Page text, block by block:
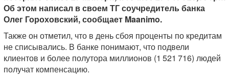
Об этом написал в своем ТГ соучредитель банка
Олег Гороховский, сообщает Maanimo.
Также он отметил, что в день сбоя проценты по кредитам
не списывались. В банке понимают, что подвели
клиентов и более полутора миллионов (1 521 716) людей
получат компенсацию.